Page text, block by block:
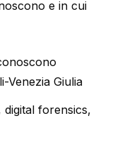
e in cui
Venezia Giulia
digital forensics,